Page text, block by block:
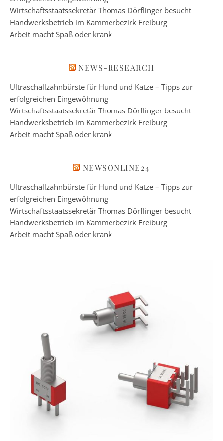
Wirtschaftsstaatssekretär Thomas Dörflinger besucht
Handwerksbetrieb im Kammerbezirk Freiburg
Arbeit macht Spaß oder krank
NEWS-RESEARCH
Ultraschallzahnbürste für Hund und Katze – Tipps zur
erfolgreichen Eingewöhnung
Wirtschaftsstaatssekretär Thomas Dörflinger besucht
Handwerksbetrieb im Kammerbezirk Freiburg
Arbeit macht Spaß oder krank
NEWSONLINE24
Ultraschallzahnbürste für Hund und Katze – Tipps zur
erfolgreichen Eingewöhnung
Wirtschaftsstaatssekretär Thomas Dörflinger besucht
Handwerksbetrieb im Kammerbezirk Freiburg
Arbeit macht Spaß oder krank